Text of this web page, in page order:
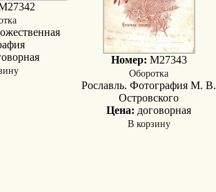
Номер: M27343
Оборотка
Рославль. Фотография М. В.
Островского
Цена: договорная
В корзину